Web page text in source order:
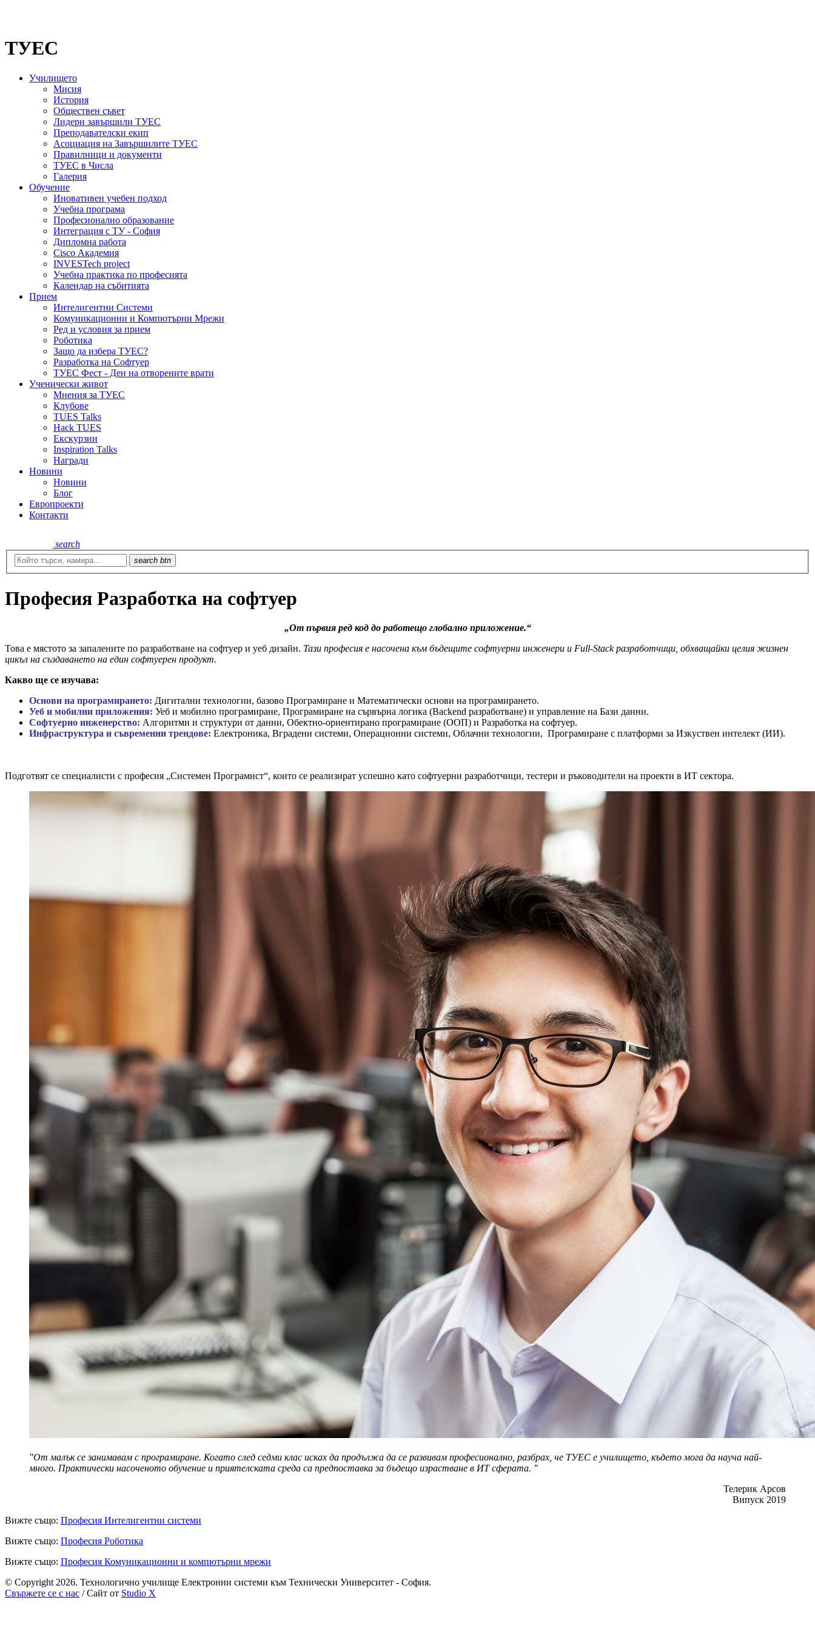
ТУЕС
Училището
Мисия
История
Обществен съвет
Лидери завършили ТУЕС
Преподавателски екип
Асоциация на Завършилите ТУЕС
Правилници и документи
ТУЕС в Числа
Галерия
Обучение
Иновативен учебен подход
Учебна програма
Професионално образование
Интеграция с ТУ - София
Дипломна работа
Cisco Академия
INVESTech project
Учебна практика по професията
Календар на събитията
Прием
Интелигентни Системи
Комуникационни и Компютърни Мрежи
Ред и условия за прием
Роботика
Защо да избера ТУЕС?
Разработка на Софтуер
ТУЕС Фест - Ден на отворените врати
Ученически живот
Мнения за ТУЕС
Клубове
TUES Talks
Hack TUES
Екскурзии
Inspiration Talks
Награди
Новини
Новини
Блог
Европроекти
Контакти
search
search btn
Професия Разработка на софтуер
„От първия ред код до работещо глобално приложение.“
Това е мястото за запалените по разработване на софтуер и уеб дизайн. Тази професия е насочена към бъдещите софтуерни инженери и Full-Stack разработчици, обхващайки целия жизнен
цикъл на създаването на един софтуерен продукт.
Какво ще се изучава:
Основи на програмирането: Дигитални технологии, базово Програмиране и Математически основи на програмирането.
Уеб и мобилни приложения: Уеб и мобилно програмиране, Програмиране на сървърна логика (Backend разработване) и управление на Бази данни.
Софтуерно инженерство: Алгоритми и структури от данни, Обектно-ориентирано програмиране (ООП) и Разработка на софтуер.
Инфраструктура и съвременни трендове: Електроника, Вградени системи, Операционни системи, Облачни технологии, Програмиране с платформи за Изкуствен интелект (ИИ).
Подготвят се специалисти с професия „Системен Програмист“, които се реализират успешно като софтуерни разработчици, тестери и ръководители на проекти в ИТ сектора.
"От малък се занимавам с програмиране. Когато след седми клас исках да продължа да се развивам професионално, разбрах, че ТУЕС е училището, където мога да науча най-
много. Практически насоченото обучение и приятелската среда са предпоставка за бъдещо израстване в ИТ сферата. "
Телерик Арсов
Випуск 2019
Вижте също: Професия Интелигентни системи
Вижте също: Професия Роботика
Вижте също: Професия Комуникационни и компютърни мрежи
© Copyright 2026. Технологично училище Електронни системи към Технически Университет - София.
Свържете се с нас / Сайт от Studio X